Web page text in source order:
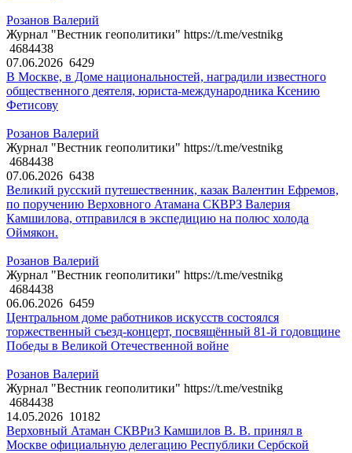
Розанов Валерий
Журнал "Вестник геополитики" https://t.me/vestnikg
4684438
07.06.2026 6429
В Москве, в Доме национальностей, наградили известного
общественного деятеля, юриста-международника Ксению
Фетисову
Розанов Валерий
Журнал "Вестник геополитики" https://t.me/vestnikg
4684438
07.06.2026 6438
Великий русский путешественник, казак Валентин Ефремов,
по поручению Верховного Атамана СКВРЗ Валерия
Камшилова, отправился в экспедицию на полюс холода
Оймякон.
Розанов Валерий
Журнал "Вестник геополитики" https://t.me/vestnikg
4684438
06.06.2026 6459
Центральном доме работников искусств состоялся
торжественный съезд-концерт, посвящённый 81-й годовщине
Победы в Великой Отечественной войне
Розанов Валерий
Журнал "Вестник геополитики" https://t.me/vestnikg
4684438
14.05.2026 10182
Верховный Атаман СКВРиЗ Камшилов В. В. принял в
Москве официальную делегацию Республики Сербской